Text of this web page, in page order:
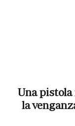
Una pistola
la